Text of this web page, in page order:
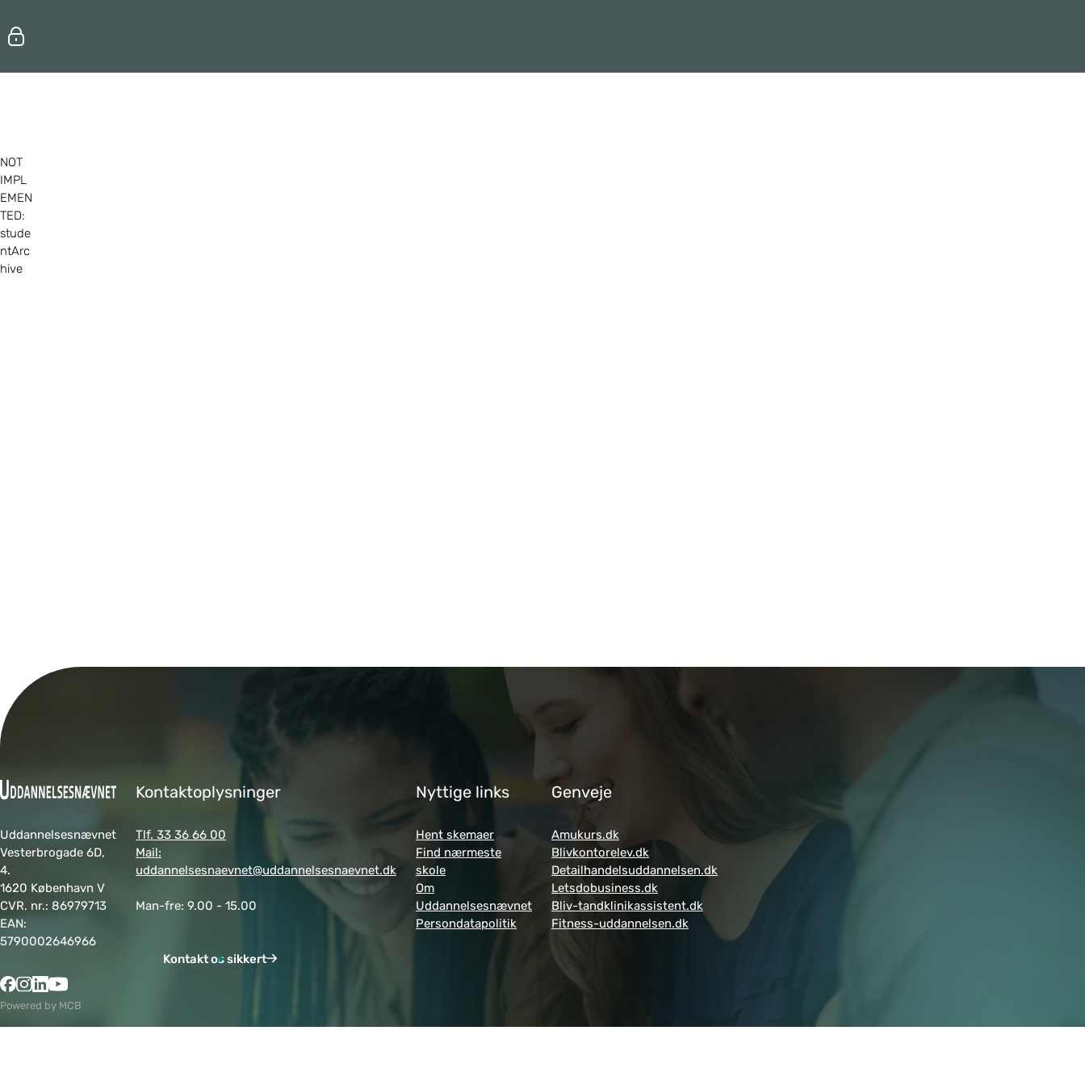
NOT
IMPL
EMEN
TED:
stude
ntArc
hive
Uddannelsesnævnet
Vesterbrogade 6D,
4.
1620 København V
CVR. nr.: 86979713
EAN:
5790002646966
Kontaktoplysninger
Tlf. 33 36 66 00
Mail:
uddannelsesnaevnet@uddannelsesnaevnet.dk
Man-fre: 9.00 - 15.00
Kontakt os sikkert
Nyttige links
Hent skemaer
Find nærmeste
skole
Om
Uddannelsesnævnet
Persondatapolitik
Genveje
Amukurs.dk
Blivkontorelev.dk
Detailhandelsuddannelsen.dk
Letsdobusiness.dk
Bliv-tandklinikassistent.dk
Fitness-uddannelsen.dk
Powered by MCB